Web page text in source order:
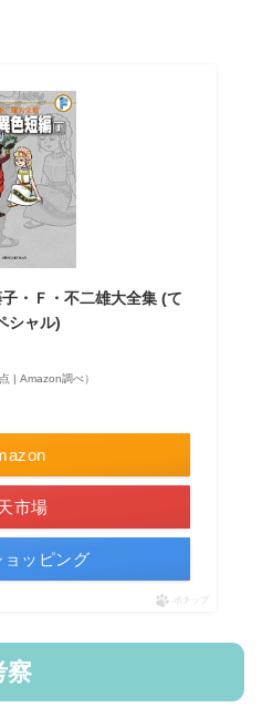
・Ｆ・不二雄大全集 (て
シャル)
| Amazon調べ）
市場
ョッピング
ポチップ
察